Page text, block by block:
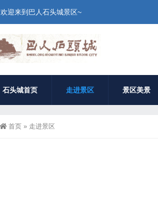
欢迎来到巴人石头城景区~
石头城首页 走进景区 景区美景
首页 » 走进景区